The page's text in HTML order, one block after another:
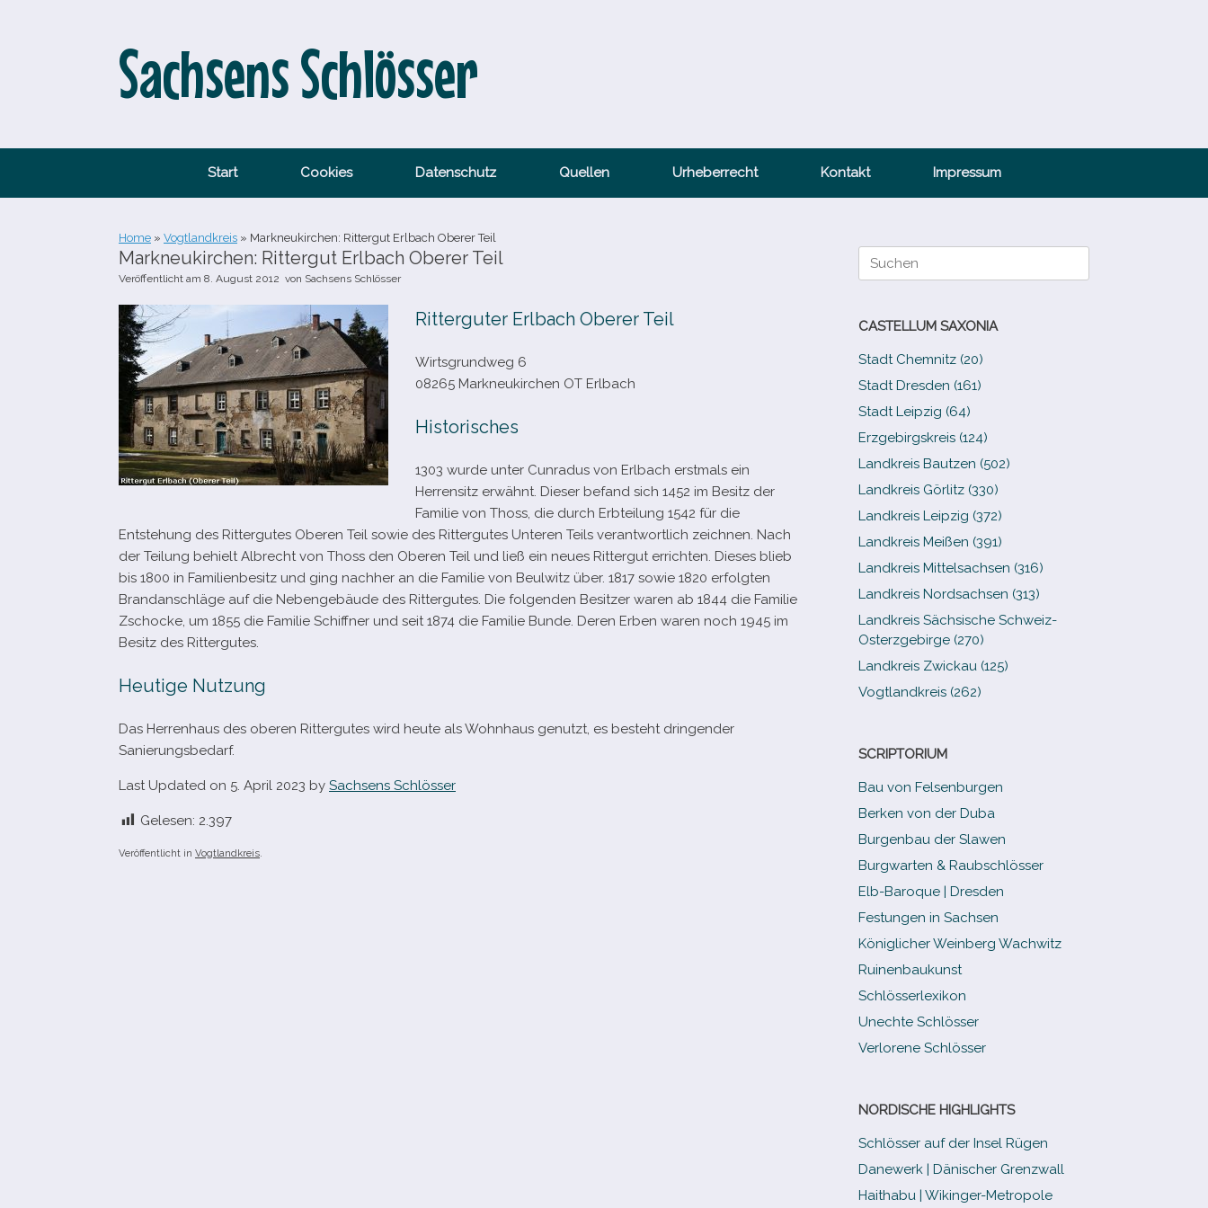
Sachsens Schlösser
Start Cookies Datenschutz Quellen Urheberrecht Kontakt Impressum
Home » Vogtlandkreis » Markneukirchen: Rittergut Erlbach Oberer Teil
Markneukirchen: Rittergut Erlbach Oberer Teil
Veröffentlicht am 8. August 2012 von Sachsens Schlösser
Ritterguter Erlbach Oberer Teil
Wirtsgrundweg 6
08265 Markneukirchen OT Erlbach
Historisches
1303 wurde unter Cunradus von Erlbach erst­mals ein
Herrensitz erwähnt. Dieser befand sich 1452 im Besitz der
Familie von Thoss, die durch Erbteilung 1542 für die
Entstehung des Rittergutes Oberen Teil sowie des Rittergutes Unteren Teils ver­ant­wort­lich zeich­nen. Nach
der Teilung behielt Albrecht von Thoss den Oberen Teil und ließ ein neues Rittergut errich­ten. Dieses blieb
bis 1800 in Familienbesitz und ging nach­her an die Familie von Beulwitz über. 1817 sowie 1820 erfolg­ten
Brandanschläge auf die Nebengebäude des Rittergutes. Die fol­gen­den Besitzer waren ab 1844 die Familie
Zschocke, um 1855 die Familie Schiffner und seit 1874 die Familie Bunde. Deren Erben waren noch 1945 im
Besitz des Rittergutes.
Heutige Nutzung
Das Herrenhaus des obe­ren Rittergutes wird heute als Wohnhaus genutzt, es besteht drin­gen­der
Sanierungsbedarf.
Last Updated on 5. April 2023 by Sachsens Schlösser
Gelesen: 2.397
Veröffentlicht in Vogtlandkreis
Suche
nach:
CASTELLUM SAXONIA
Stadt Chemnitz (20)
Stadt Dresden (161)
Stadt Leipzig (64)
Erzgebirgskreis (124)
Landkreis Bautzen (502)
Landkreis Görlitz (330)
Landkreis Leipzig (372)
Landkreis Meißen (391)
Landkreis Mittelsachsen (316)
Landkreis Nordsachsen (313)
Landkreis Sächsische Schweiz-​
Osterzgebirge (270)
Landkreis Zwickau (125)
Vogtlandkreis (262)
SCRIPTORIUM
Bau von Felsenburgen
Berken von der Duba
Burgenbau der Slawen
Burgwarten & Raubschlösser
Elb-​Baroque | Dresden
Festungen in Sachsen
Königlicher Weinberg Wachwitz
Ruinenbaukunst
Schlösserlexikon
Unechte Schlösser
Verlorene Schlösser
NORDISCHE HIGHLIGHTS
Schlösser auf der Insel Rügen
Danewerk | Dänischer Grenzwall
Haithabu | Wikinger-Metropole